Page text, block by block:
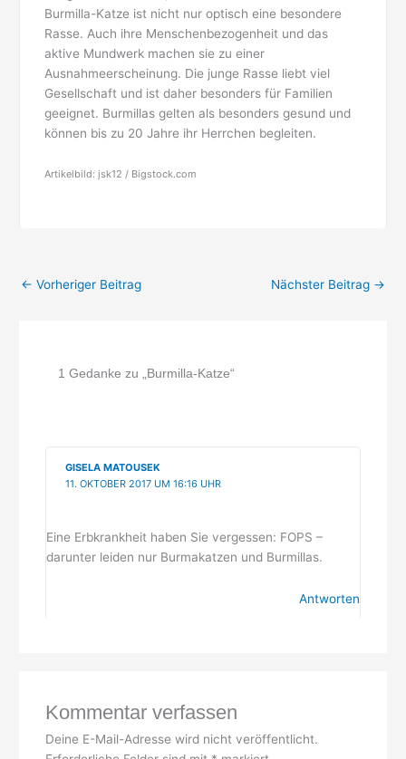
Burmilla-Katze ist nicht nur optisch eine besondere
Rasse. Auch ihre Menschenbezogenheit und das
aktive Mundwerk machen sie zu einer
Ausnahmeerscheinung. Die junge Rasse liebt viel
Gesellschaft und ist daher besonders für Familien
geeignet. Burmillas gelten als besonders gesund und
können bis zu 20 Jahre ihr Herrchen begleiten.
Artikelbild: jsk12 / Bigstock.com
← Vorheriger Beitrag Nächster Beitrag →
1 Gedanke zu „Burmilla-Katze“
GISELA MATOUSEK
11. OKTOBER 2017 UM 16:16 UHR
Eine Erbkrankheit haben Sie vergessen: FOPS –
darunter leiden nur Burmakatzen und Burmillas.
Antworten
Kommentar verfassen
Deine E-Mail-Adresse wird nicht veröffentlicht.